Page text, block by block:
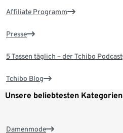
Affiliate Programm
Presse
5 Tassen täglich – der Tchibo Podcast
Tchibo Blog
Unsere beliebtesten Kategorien
Damenmode